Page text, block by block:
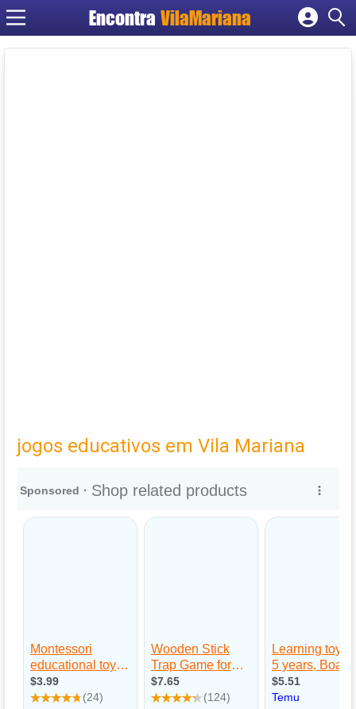
EncontraVilaMariana
Cadastrar empresa
jogos educativos em Vila Mariana